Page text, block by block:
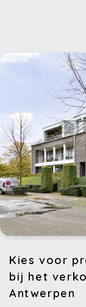
Kies voor
bij het
Antwerpen